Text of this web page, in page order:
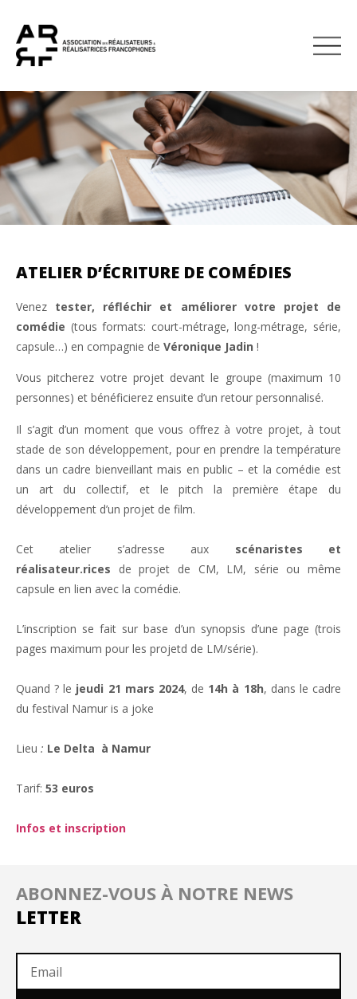
ATELIER D’ÉCRITURE DE COMÉDIES
Venez tester, réfléchir et améliorer votre projet de
comédie (tous formats: court-métrage, long-métrage, série,
capsule…) en compagnie de Véronique Jadin !
Vous pitcherez votre projet devant le groupe (maximum 10
personnes) et bénéficierez ensuite d’un retour personnalisé.
Il s’agit d’un moment que vous offrez à votre projet, à tout
stade de son développement, pour en prendre la température
dans un cadre bienveillant mais en public – et la comédie est
un art du collectif, et le pitch la première étape du
développement d’un projet de film.
Cet atelier s’adresse aux scénaristes et
réalisateur.rices de projet de CM, LM, série ou même
capsule en lien avec la comédie.
L’inscription se fait sur base d’un synopsis d’une page (trois
pages maximum pour les projetd de LM/série).
Quand ? le jeudi 21 mars 2024, de 14h à 18h, dans le cadre
du festival Namur is a joke
Lieu : Le Delta à Namur
Tarif: 53 euros
Infos et inscription
ABONNEZ-VOUS À NOTRE NEWS
LETTER